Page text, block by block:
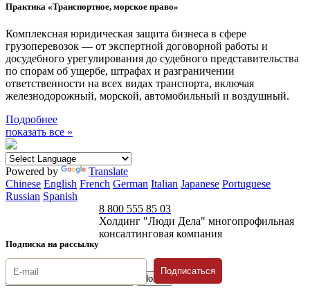
Практика «Транспортное, морское право»
Комплексная юридическая защита бизнеса в сфере
грузоперевозок — от экспертной договорной работы и
досудебного урегулирования до судебного представительства
по спорам об ущербе, штрафах и разграничении
ответственности на всех видах транспорта, включая
железнодорожный, морской, автомобильный и воздушный.
Подробнее
показать все »
Powered by
Translate
Chinese English French German Italian Japanese Portuguese
Russian Spanish
Подписка на рассылку
8 800 555 85 03
Холдинг "Люди Дела" многопрофильная
консалтинговая компания
Подписаться